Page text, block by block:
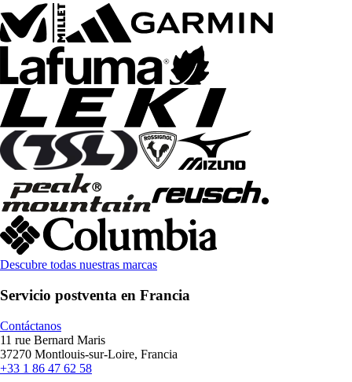
Descubre todas nuestras marcas
Servicio postventa en Francia
Contáctanos
11 rue Bernard Maris
37270 Montlouis-sur-Loire, Francia
+33 1 86 47 62 58